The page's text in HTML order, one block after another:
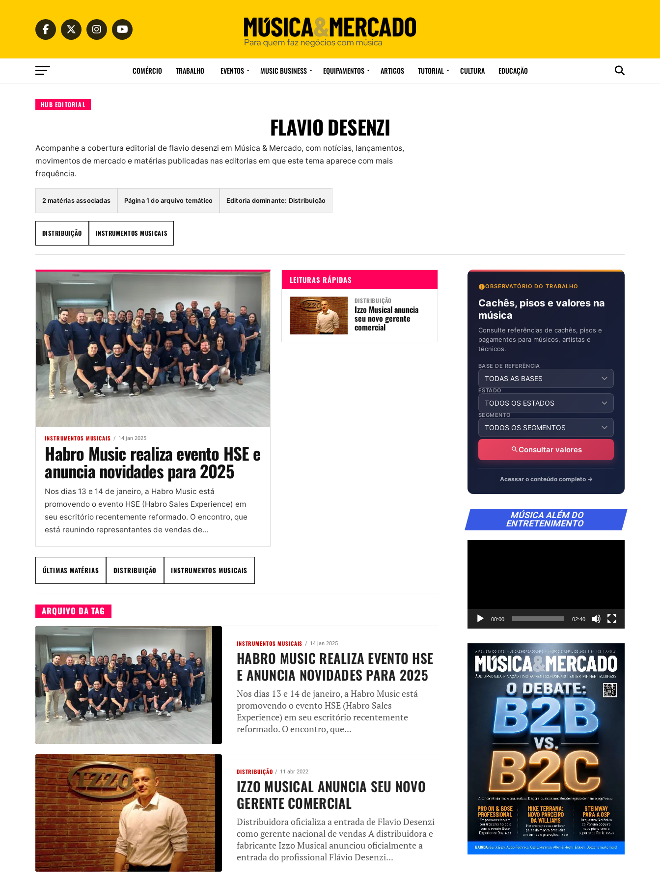
COMÉRCIO TRABALHO EVENTOS MUSIC BUSINESS EQUIPAMENTOS ARTIGOS TUTORIAL CULTURA EDUCAÇÃO
HUB EDITORIAL
FLAVIO DESENZI
Acompanhe a cobertura editorial de flavio desenzi em Música & Mercado, com notícias, lançamentos,
movimentos de mercado e matérias publicadas nas editorias em que este tema aparece com mais
frequência.
2 matérias associadas Página 1 do arquivo temático Editoria dominante: Distribuição
DISTRIBUIÇÃO INSTRUMENTOS MUSICAIS
INSTRUMENTOS MUSICAIS 14 jan 2025
Habro Music realiza evento HSE e
anuncia novidades para 2025
Nos dias 13 e 14 de janeiro, a Habro Music está
promovendo o evento HSE (Habro Sales Experience) em
seu escritório recentemente reformado. O encontro, que
está reunindo representantes de vendas de...
LEITURAS RÁPIDAS
DISTRIBUIÇÃO
Izzo Musical anuncia
seu novo gerente
comercial
ÚLTIMAS MATÉRIAS DISTRIBUIÇÃO INSTRUMENTOS MUSICAIS
ARQUIVO DA TAG
INSTRUMENTOS MUSICAIS 14 jan 2025
HABRO MUSIC REALIZA EVENTO HSE
E ANUNCIA NOVIDADES PARA 2025
Nos dias 13 e 14 de janeiro, a Habro Music está
promovendo o evento HSE (Habro Sales
Experience) em seu escritório recentemente
reformado. O encontro, que...
DISTRIBUIÇÃO 11 abr 2022
IZZO MUSICAL ANUNCIA SEU NOVO
GERENTE COMERCIAL
Distribuidora oficializa a entrada de Flavio Desenzi
como gerente nacional de vendas A distribuidora e
fabricante Izzo Musical anunciou oficialmente a
entrada do profissional Flávio Desenzi...
OBSERVATÓRIO DO TRABALHO
Cachês, pisos e valores na
música
Consulte referências de cachês, pisos e
pagamentos para músicos, artistas e
técnicos.
BASE DE REFERÊNCIA
ESTADO
SEGMENTO
Consultar valores
Acessar o conteúdo completo →
MÚSICA ALÉM DO
ENTRETENIMENTO
Tocador
de
00:00 02:40